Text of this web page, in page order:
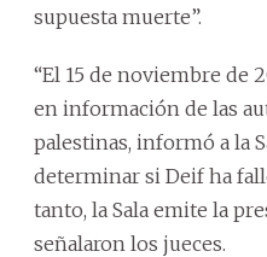
supuesta muerte”.
“El 15 de noviembre de
en información de las
palestinas, informó a la
determinar si Deif ha
tanto, la Sala emite la
señalaron los jueces.